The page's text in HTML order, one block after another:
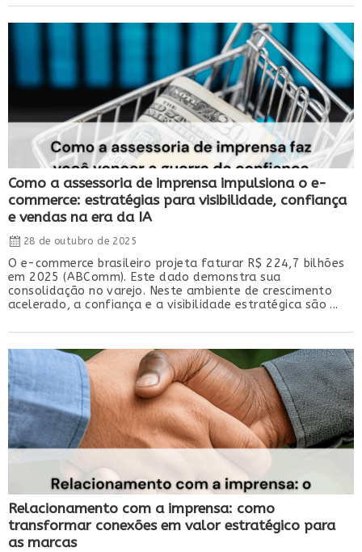
Como a assessoria de imprensa impulsiona o e-
commerce: estratégias para visibilidade, confiança
e vendas na era da IA
28 de outubro de 2025
O e-commerce brasileiro projeta faturar R$ 224,7 bilhões
em 2025 (ABComm). Este dado demonstra sua
consolidação no varejo. Neste ambiente de crescimento
acelerado, a confiança e a visibilidade estratégica são ...
Relacionamento com a imprensa: como
transformar conexões em valor estratégico para
as marcas